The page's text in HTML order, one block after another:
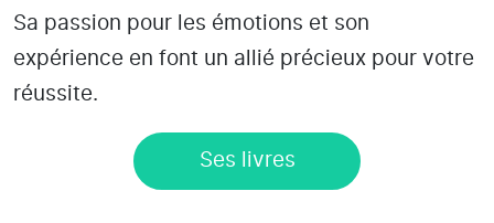
Sa passion pour les émotions et son
expérience en font un allié précieux pour votre
réussite.
Ses livres